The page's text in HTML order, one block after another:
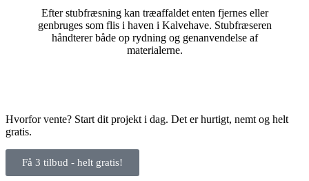
Efter stubfræsning kan træaffaldet enten fjernes eller
genbruges som flis i haven i Kalvehave. Stubfræseren
håndterer både op rydning og genanvendelse af
materialerne.
Hvorfor vente? Start dit projekt i dag. Det er hurtigt, nemt og helt
gratis.
Få 3 tilbud - helt gratis!